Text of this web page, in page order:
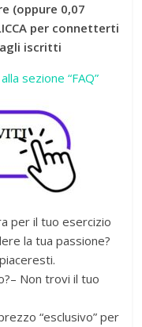
(oppure 0,07
per connetterti
iscritti
sezione “FAQ”
per il tuo esercizio
la tua passione?
Non trovi il tuo
“esclusivo” per